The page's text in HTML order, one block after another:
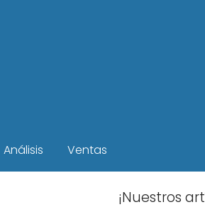
Análisis Ventas
¡Nuestros